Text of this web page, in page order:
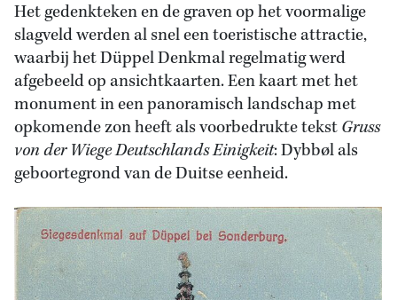
Het gedenkteken en de graven op het voormalige
slagveld werden al snel een toeristische attractie,
waarbij het Düppel Denkmal regelmatig werd
afgebeeld op ansichtkaarten. Een kaart met het
monument in een panoramisch landschap met
opkomende zon heeft als voorbedrukte tekstGruss
von der Wiege Deutschlands Einigkeit: Dybbøl als
geboortegrond van de Duitse eenheid.